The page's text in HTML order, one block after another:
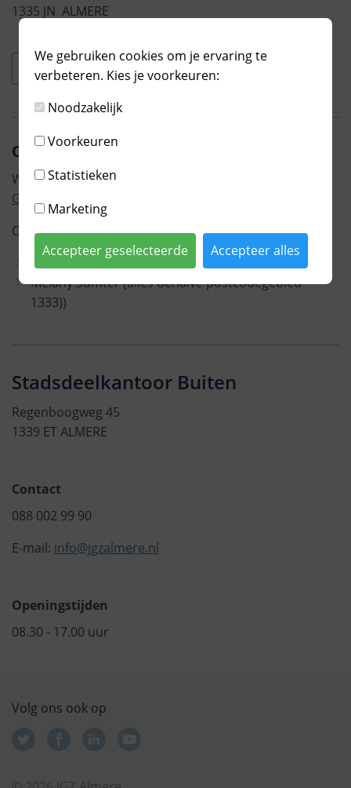
1335 JN ALMERE
ALLES OVER DEZE LOCATIE
Opvoedadviseurs Almere Buiten
Wil je contact met de opvoedadviseur in jouw buurt?
Gebruik dan dit formulier
Opvoedadviseurs voor Almere Buiten:
Moana Pauel (postcodegebied 1333)
Melany Sumter (alles behalve postcodegebied
1333))
Stadsdeelkantoor Buiten
Regenboogweg 45
1339 ET ALMERE
Contact
088 002 99 90
E-mail: info@jgzalmere.nl
Openingstijden
08.30 - 17.00 uur
Volg ons ook op
We gebruiken cookies om je ervaring te
verbeteren. Kies je voorkeuren:
Noodzakelijk
Voorkeuren
Statistieken
Marketing
Accepteer geselecteerde Accepteer alles